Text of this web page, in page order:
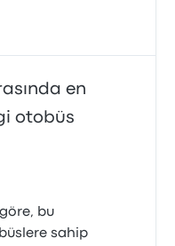
en
otobüs
bu
sahip